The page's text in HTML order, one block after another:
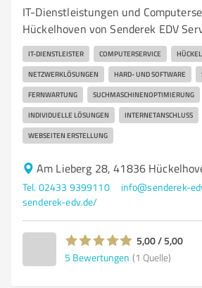
IT-Dienstleistungen und
Hückelhoven von Senderek EDV
IT-DIENSTLEISTER COMPUTERSERVICE
NETZWERKLÖSUNGEN HARD- UND SOFTWARE
FERNWARTUNG SUCHMASCHINENOPTIMIERUNG
INDIVIDUELLE LÖSUNGEN INTERNETANSCHLUSS
WEBSEITEN ERSTELLUNG
Am Lieberg 28, 41836
Tel. 02433 9399110
info@senderek-
senderek-edv.de/
5,00 / 5,00
5 Bewertungen (1 Quelle)